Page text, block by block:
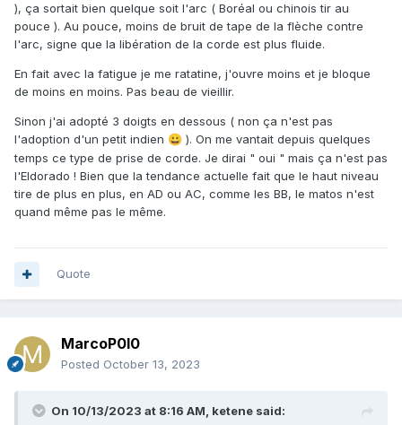
), ça sortait bien quelque soit l'arc ( Boréal ou chinois tir au
pouce ). Au pouce, moins de bruit de tape de la flèche contre
l'arc, signe que la libération de la corde est plus fluide.
En fait avec la fatigue je me ratatine, j'ouvre moins et je bloque
de moins en moins. Pas beau de vieillir.
Sinon j'ai adopté 3 doigts en dessous ( non ça n'est pas
l'adoption d'un petit indien 😀 ). On me vantait depuis quelques
temps ce type de prise de corde. Je dirai " oui " mais ça n'est pas
l'Eldorado ! Bien que la tendance actuelle fait que le haut niveau
tire de plus en plus, en AD ou AC, comme les BB, le matos n'est
quand même pas le même.
Quote
MarcoP0l0
Posted October 13, 2023
On 10/13/2023 at 8:16 AM, ketene said: